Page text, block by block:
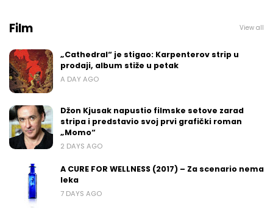
Film View all
„Cathedral“ je stigao: Karpenterov strip u
prodaji, album stiže u petak
A DAY AGO
Džon Kjusak napustio filmske setove zarad
stripa i predstavio svoj prvi grafički roman
„Momo“
2 DAYS AGO
A CURE FOR WELLNESS (2017) – Za scenario nema
leka
7 DAYS AGO